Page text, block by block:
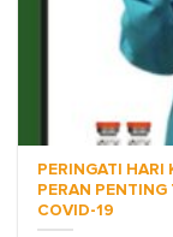
PERINGATI HARI
PERAN
COVID-19